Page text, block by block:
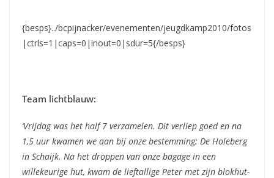
{besps}../bcpijnacker/evenementen/jeugdkamp2010/fotos
|ctrls=1|caps=0|inout=0|sdur=5{/besps}
Team lichtblauw:
‘Vrijdag was het half 7 verzamelen. Dit verliep goed en na
1,5 uur kwamen we aan bij onze bestemming: De Holeberg
in Schaijk. Na het droppen van onze bagage in een
willekeurige hut, kwam de lieftallige Peter met zijn blokhut-